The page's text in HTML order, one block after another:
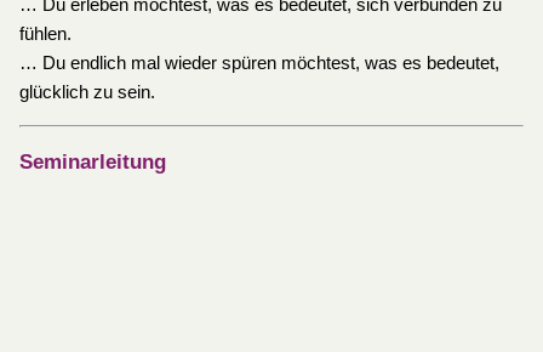
… Du erleben möchtest, was es bedeutet, sich verbunden zu
fühlen.
… Du endlich mal wieder spüren möchtest, was es bedeutet,
glücklich zu sein.
Seminarleitung